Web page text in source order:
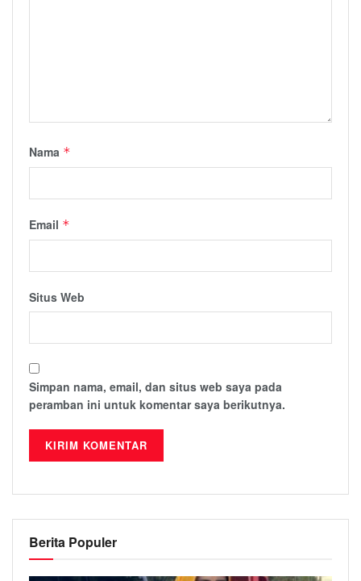
Nama *
Email *
Situs Web
Simpan nama, email, dan situs web saya pada
peramban ini untuk komentar saya berikutnya.
Berita Populer